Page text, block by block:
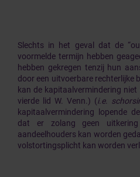
Slechts in het geval dat de
voormelde termijn hebben
hebben gekregen tenzij hun
door een uitvoerbare rechterlijke
kan de kapitaalvermindering
vierde lid W. Venn.) (i.e.
kapitaalvermindering lopende
dat er zolang geen
aandeelhouders kan worden
volstortingsplicht kan worden